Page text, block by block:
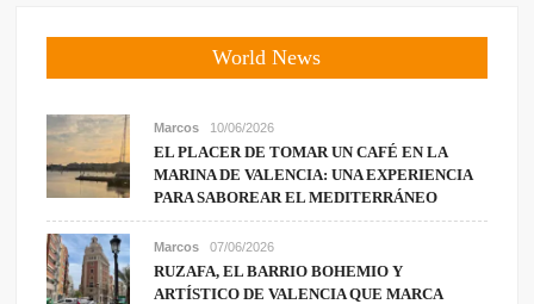
World News
Marcos 10/06/2026
EL PLACER DE TOMAR UN CAFÉ EN LA
MARINA DE VALENCIA: UNA EXPERIENCIA
PARA SABOREAR EL MEDITERRÁNEO
Marcos 07/06/2026
RUZAFA, EL BARRIO BOHEMIO Y
ARTÍSTICO DE VALENCIA QUE MARCA